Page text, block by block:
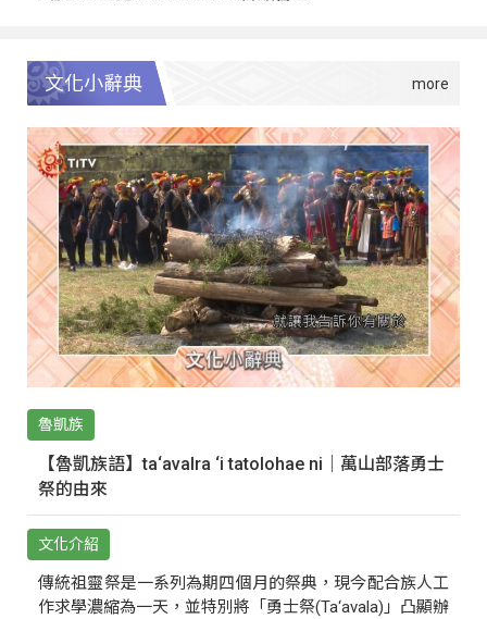
文化小辭典
魯凱族
【魯凱族語】ta‘avalra ‘i tatolohae ni｜萬山部落勇士
祭的由來
文化介紹
傳統祖靈祭是一系列為期四個月的祭典，現今配合族人工
作求學濃縮為一天，並特別將「勇士祭(Ta‘avala)」凸顯辦